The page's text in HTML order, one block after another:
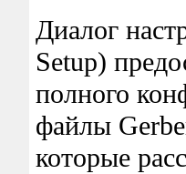
Диалог
Setup)
полного
файлы
которые